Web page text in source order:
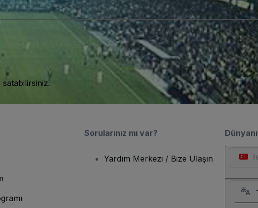
Sorularınız mı var?
Yardım Merkezi / Bize Ulaşın